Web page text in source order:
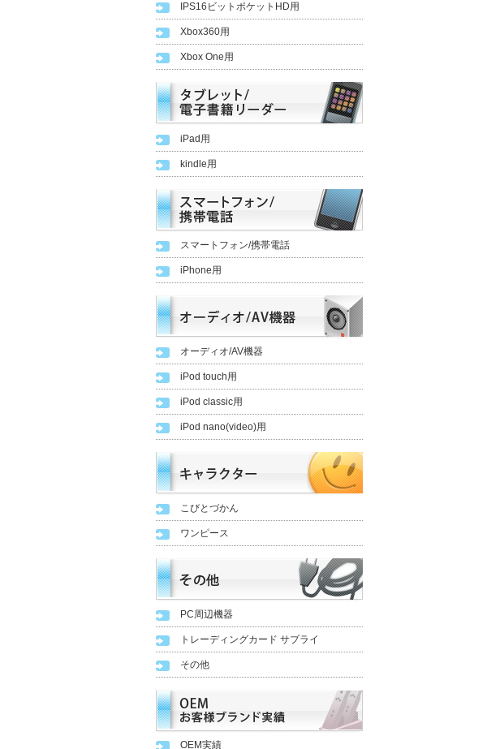
IPS16ビットポケットHD用
Xbox360用
Xbox One用
iPad用
kindle用
スマートフォン/携帯電話
iPhone用
オーディオ/AV機器
iPod touch用
iPod classic用
iPod nano(video)用
こびとづかん
ワンピース
PC周辺機器
トレーディングカード サプライ
その他
OEM実績